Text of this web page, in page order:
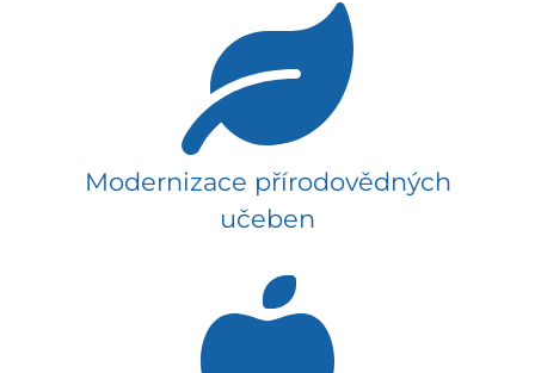
Modernizace přírodovědných
učeben